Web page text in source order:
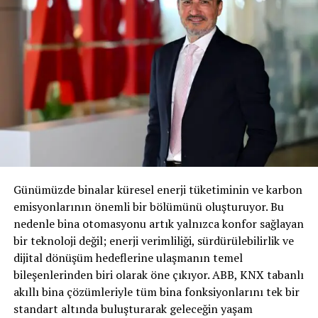
olacak gibi görünen şampiyonada etkisini gösterdi.
DS Performance’ın geliştirdiği yeni otomobilin
yetenekleri serbest antrenman seanslarının ön
sıralarında yer almayı başaran Jean-Eric Vergne ve
Stoffel Vandoorne tarafından kanıtlandı. Fransız pilot
en hızlı ve ikinci en hızlı zamanı elde ederken, Belçikalı
pilot ise beşinci sırada yer aldı. Sıralamaya kadar her şey
iyi görünse de, gerçek seansa gelindiğinde bu eğilim
devam etmedi. Her iki DS Automobiles pilotu da trafiğe
takıldı ve startta Jean-Eric Vergne 11., takım arkadaşı
ise 14. sıraya yerleşti.
Yarışta, DS E-TENSE FE23 araçları, bu yılki aksiyonun
ayrılmaz bir parçası olacaklarını gösterdiler. Son
Günümüzde binalar küresel enerji tüketiminin ve karbon
emisyonlarının önemli bir bölümünü oluşturuyor. Bu
nedenle bina otomasyonu artık yalnızca konfor sağlayan
bir teknoloji değil; enerji verimliliği, sürdürülebilirlik ve
dijital dönüşüm hedeflerine ulaşmanın temel
bileşenlerinden biri olarak öne çıkıyor. ABB, KNX tabanlı
akıllı bina çözümleriyle tüm bina fonksiyonlarını tek bir
standart altında buluşturarak geleceğin yaşam